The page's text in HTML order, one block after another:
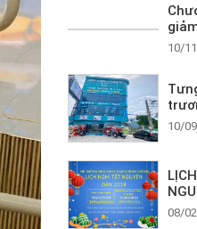
10/
mới
10
10/
08/